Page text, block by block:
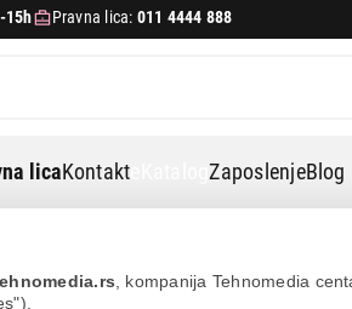
, kompanija Tehnomedia
15h Pravna lica: 011 4444 888
licaKontakt eKatalogZaposlenjeBlog